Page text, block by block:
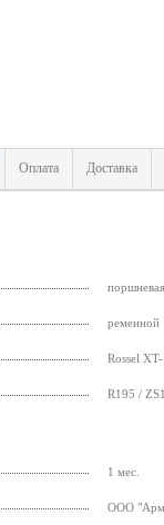
Оплата Доставка
ременной
Rossel
R195 /
1 мес.
ООО